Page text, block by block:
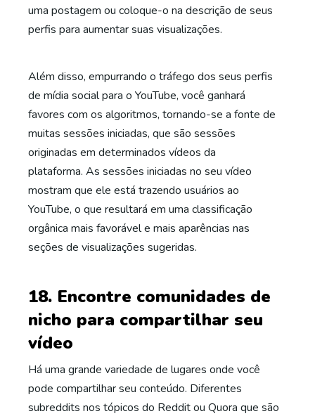
uma postagem ou coloque-o na descrição de seus
perfis para aumentar suas visualizações.
Além disso, empurrando o tráfego dos seus perfis
de mídia social para o YouTube, você ganhará
favores com os algoritmos, tornando-se a fonte de
muitas sessões iniciadas, que são sessões
originadas em determinados vídeos da
plataforma. As sessões iniciadas no seu vídeo
mostram que ele está trazendo usuários ao
YouTube, o que resultará em uma classificação
orgânica mais favorável e mais aparências nas
seções de visualizações sugeridas.
18. Encontre comunidades de
nicho para compartilhar seu
vídeo
Há uma grande variedade de lugares onde você
pode compartilhar seu conteúdo. Diferentes
subreddits nos tópicos do Reddit ou Quora que são